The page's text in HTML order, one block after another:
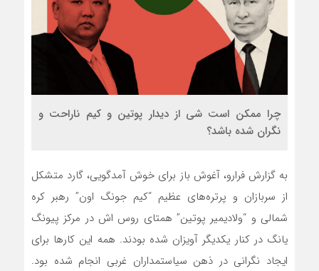
چرا ممکن است شی از دیدار پوتین و کیم ناراحت و
نگران شده باشد؟
به گزارش فرارو، آغوش باز برای خوش آمدگویی، گارد متشکل
از سربازان و پرتره‌های عظیم “کیم جونگ اون” رهبر کره
شمالی و “ولادیمیر پوتین” همتای روس اش در مرکز پیونگ
یانگ در کنار یکدیگر آویزان شده بودند. همه این کار‌ها برای
ایجاد نگرانی در ذهن سیاستمداران غربی انجام شده بود.